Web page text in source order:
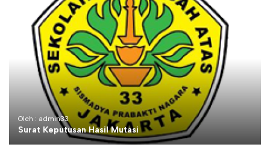
Oleh : admin33
Surat Keputusan Hasil Mutasi